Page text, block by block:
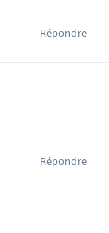
Répondre
Répondre